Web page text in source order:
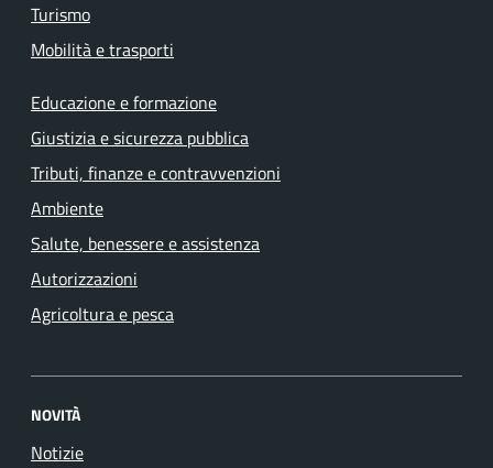
Turismo
Mobilità e trasporti
Educazione e formazione
Giustizia e sicurezza pubblica
Tributi, finanze e contravvenzioni
Ambiente
Salute, benessere e assistenza
Autorizzazioni
Agricoltura e pesca
NOVITÀ
Notizie